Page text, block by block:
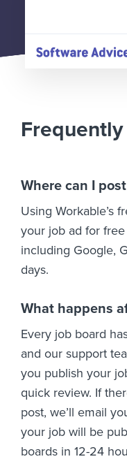
Where can I
Using Workable’s
your job ad for
including Google,
days.
What happens
Every job board
and our support
you publish your
quick review. If
post, we’ll email
your job will be
boards in 12-24